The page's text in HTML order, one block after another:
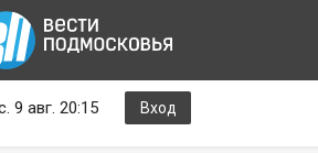
9 авг. 20:15 Вход